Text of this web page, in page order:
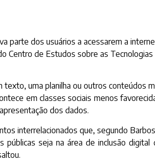
parte dos usuários a acessarem a
de Estudos sobre as Tecnologias
uma planilha ou outros conteúdos
em classes sociais menos
dos dados.
interrelacionados que, segundo
seja na área de inclusão